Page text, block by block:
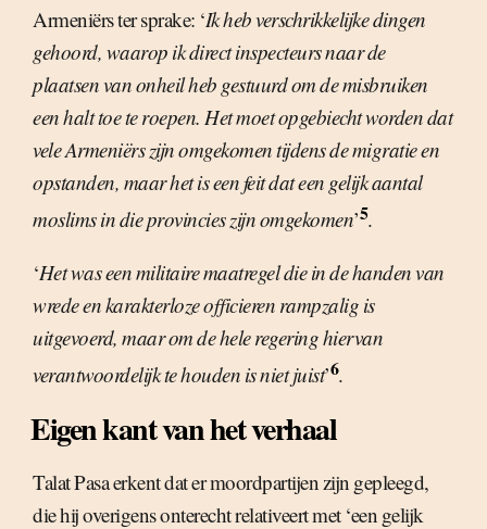
Armeniërs ter sprake: ‘Ik heb verschrikkelijke dingen
gehoord, waarop ik direct inspecteurs naar de
plaatsen van onheil heb gestuurd om de misbruiken
een halt toe te roepen. Het moet opgebiecht worden dat
vele Armeniërs zijn omgekomen tijdens de migratie en
opstanden, maar het is een feit dat een gelijk aantal
moslims in die provincies zijn omgekomen’5.
‘Het was een militaire maatregel die in de handen van
wrede en karakterloze officieren rampzalig is
uitgevoerd, maar om de hele regering hiervan
verantwoordelijk te houden is niet juist’6.
Eigen kant van het verhaal
Talat Pasa erkent dat er moordpartijen zijn gepleegd,
die hij overigens onterecht relativeert met ‘een gelijk